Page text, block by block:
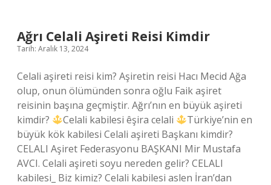
Ağrı Celali Aşireti Reisi Kimdir
Tarih: Aralık 13, 2024
Celali aşireti reisi kim? Aşiretin reisi Hacı Mecid Ağa
olup, onun ölümünden sonra oğlu Faik aşiret
reisinin başına geçmiştir. Ağrı’nın en büyük aşireti
kimdir?
Celali kabilesi êşira celali
Türkiye’nin en
büyük kök kabilesi Celali aşireti Başkanı kimdir?
CELALI Aşiret Federasyonu BAŞKANI Mir Mustafa
AVCI. Celali aşireti soyu nereden gelir? CELALI
kabilesi_ Biz kimiz? Celali kabilesi aslen İran’dan